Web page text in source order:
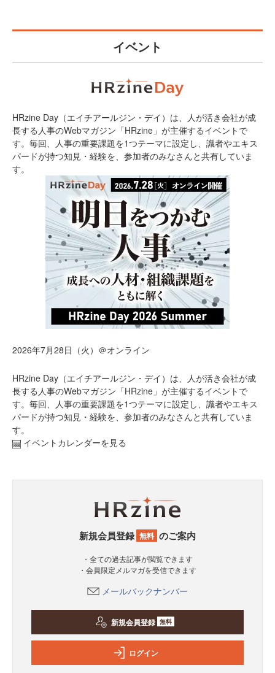
イベント
HRzine Day（エイチアールジン・デイ）は、人が活き会社が成
長する人事のWebマガジン「HRzine」が主催するイベントで
す。毎回、人事の重要課題を1つテーマに設定し、識者やエキス
パードが持つ知見・経験を、参加者のみなさんと共有していま
す。
2026年7月28日（火）＠オンライン
HRzine Day（エイチアールジン・デイ）は、人が活き会社が成
長する人事のWebマガジン「HRzine」が主催するイベントで
す。毎回、人事の重要課題を1つテーマに設定し、識者やエキス
パードが持つ知見・経験を、参加者のみなさんと共有していま
す。
イベントカレンダーを見る
新規会員登録 無料 のご案内
・全ての過去記事が閲覧できます
・会員限定メルマガを受信できます
メールバックナンバー
新規会員登録 無料
ログイン